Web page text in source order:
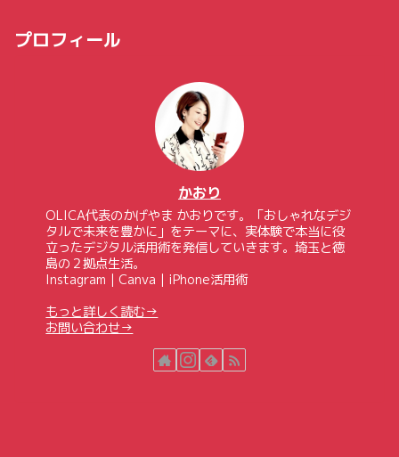
プロフィール
かおり
OLICA代表のかげやま かおりです。「おしゃれなデジ
タルで未来を豊かに」をテーマに、実体験で本当に役
立ったデジタル活用術を発信していきます。埼玉と徳
島の２拠点生活。
Instagram｜Canva｜iPhone活用術
もっと詳しく読む→
お問い合わせ→